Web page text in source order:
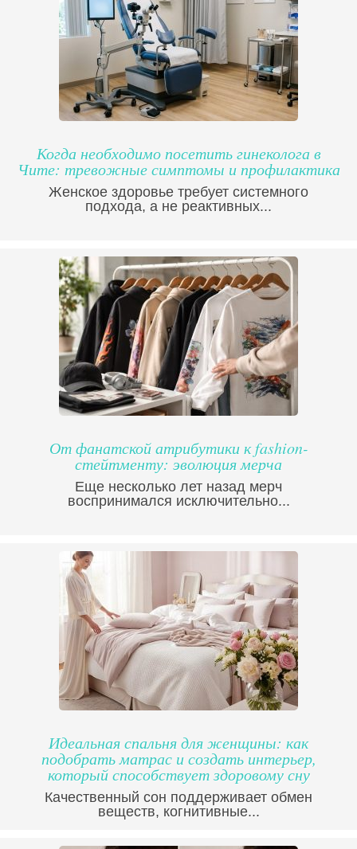
Когда необходимо посетить гинеколога в
Чите: тревожные симптомы и профилактика
Женское здоровье требует системного
подхода, а не реактивных...
От фанатской атрибутики к fashion-
стейтменту: эволюция мерча
Еще несколько лет назад мерч
воспринимался исключительно...
Идеальная спальня для женщины: как
подобрать матрас и создать интерьер,
который способствует здоровому сну
Качественный сон поддерживает обмен
веществ, когнитивные...